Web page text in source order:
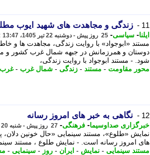
11 - زندگی و مجاهدت های شهید ایوب
ایلنا- سیاسی- 25 روز پیش - دوشنبه 22 تیر 1405، 13:47
مستند «ابوجواد» با روایت زندگی، مجاهدت ها و
شود. - مستند ابوجواد با روایت زندگی،
محور مقاومت - مستند - زندگی - شمال غرب -
12 - نگاهی به خبر های امروز رسانه
خبرگزاری صداوسیما- فرهنگی- 27 روز پیش - شنبه 20 تیر 1405، 10:00
نمایش «طلوع»، مستند سینمایی «حال خونین دلان،
های امروز رسانه است. - نمایش طلوع ، مستند
مستند سینمایی - نمایش - ایران - روز - سینمایی -